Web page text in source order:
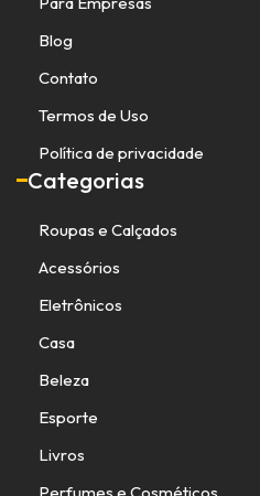
Blog
Contato
Termos de Uso
Política de privacidade
Categorias
Roupas e Calçados
Acessórios
Eletrônicos
Casa
Beleza
Esporte
Livros
Perfumes e Cosméticos